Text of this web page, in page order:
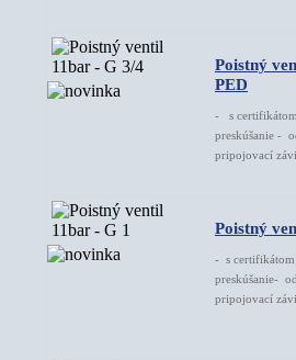
Poistný
PED
- s
preskúšanie -
pripojovací
Poistný
- s
preskúšanie-
pripojovací